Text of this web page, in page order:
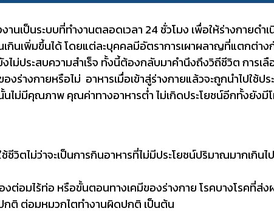
เป็นระบบที่ทำงานตลอดเวลา 24 ชั่วโมง เพื่อให้ร่างกายดำ
เกินเพิ่มขึ้นได้ โดยแต่ละบุคคลมีอัตราการเผาผลาญที่แตกต่
ม่ประสบความสำเร็จ ทั้งนี้ต้องกลับมาคำนึงถึงวิถีชีวิต การเ
างกายหรือไม่ อาหารเมื่อเข้าสู่ร่างกายแล้วจะถูกนำไปใช้ป
ไม่มีคุณภาพ คุณค่าทางอาหารต่ำ ไม่เกิดประโยชน์อีกทั้งยังมี
วิตไม่ว่าจะเป็นการกินอาหารที่ไม่มีประโยชน์ปริมาณมากเกิน
อมไร้ท่อ หรือขั้นตอนทางเคมีของร่างกาย โรคบางโรคที่ส่ง
กติ ต่อมหมวกไตทำงานผิดปกติ เป็นต้น